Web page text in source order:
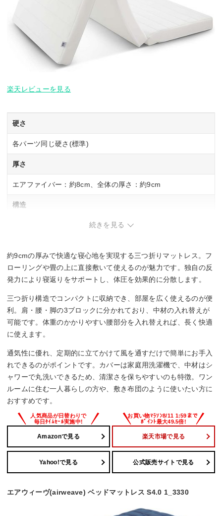
楽天レビューを見る
硬さ
各パーツ同じ硬さ(標準)
厚さ
エアファイバー：約8cm、全体の厚さ：約9cm
構造
カバー(トップ部分)、エアファイバー(3分割)、カバー(ベース
サイズ展開
シングル・セミダブル・ダブル
続きを見る
約9cmの厚みで快適な寝心地を実現する三つ折りマットレス。フ
ローリングや畳の上に直接敷いて使えるのが魅力です。独自の反
発力により寝返りをサポートし、体圧を効果的に分散します。
三つ折り構造でコンパクトに収納でき、部屋を広く使えるのが便
利。肩・腰・脚の3ブロックに分かれており、中材の入れ替えが
可能です。体重のかかりやすい腰部分を入れ替えれば、長く快適
に使えます。
通気性に優れ、定期的に立てかけて風を通すだけで簡単にお手入
れできるのがポイントです。カバーは家庭用洗濯機で、中材はシ
ャワーで丸洗いできるため、清潔さを保ちやすいのも特徴。ワン
ルームに住む一人暮らしの方や、敷き布団のように使いたい方に
おすすめです。
Amazonで見る 楽天市場で見る
Yahoo!で見る 公式販売サイトで見る
エアウィーヴ(airweave) ベッドマットレス S4.0 1_3330